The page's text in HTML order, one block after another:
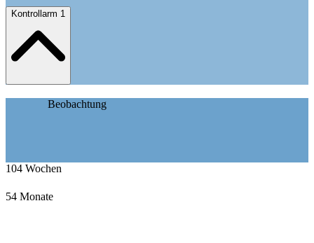
Kontrollarm 1
Beobachtung
104 Wochen
54 Monate